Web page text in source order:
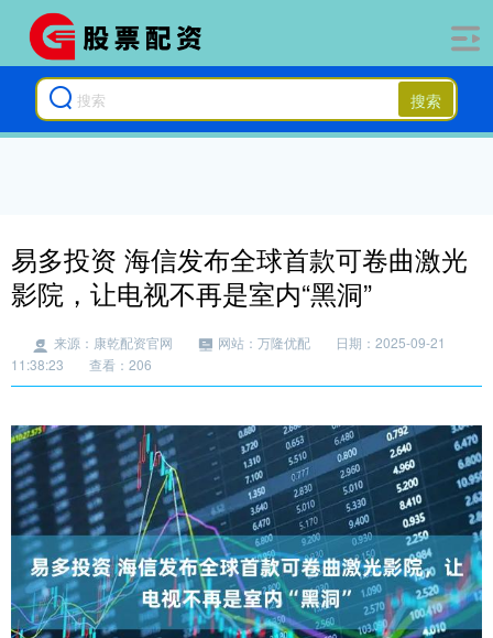
搜索
易多投资 海信发布全球首款可卷曲激光
影院，让电视不再是室内“黑洞”
来源：康乾配资官网 网站：万隆优配
日期：2025-09-21
11:38:23
查看：206